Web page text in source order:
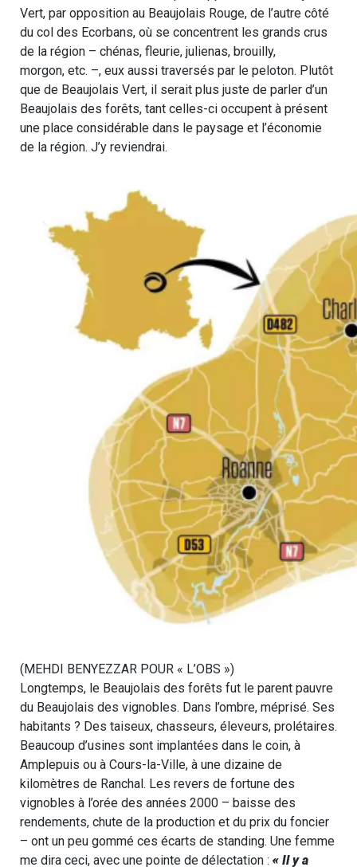
Vert, par opposition au Beaujolais Rouge, de l’autre côté
du col des Ecorbans, où se concentrent les grands crus
de la région – chénas, fleurie, julienas, brouilly,
morgon, etc. –, eux aussi traversés par le peloton. Plutôt
que de Beaujolais Vert, il serait plus juste de parler d’un
Beaujolais des forêts, tant celles-ci occupent à présent
une place considérable dans le paysage et l’économie
de la région. J’y reviendrai.
(MEHDI BENYEZZAR POUR « L’OBS »)
Longtemps, le Beaujolais des forêts fut le parent pauvre
du Beaujolais des vignobles. Dans l’ombre, méprisé. Ses
habitants ? Des taiseux, chasseurs, éleveurs, prolétaires.
Beaucoup d’usines sont implantées dans le coin, à
Amplepuis ou à Cours-la-Ville, à une dizaine de
kilomètres de Ranchal. Les revers de fortune des
vignobles à l’orée des années 2000 – baisse des
rendements, chute de la production et du prix du foncier
– ont un peu gommé ces écarts de standing. Une femme
me dira ceci, avec une pointe de délectation : « Il y a